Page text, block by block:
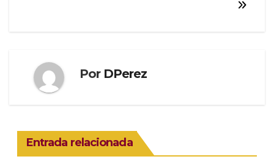
Por DPerez
Entrada relacionada